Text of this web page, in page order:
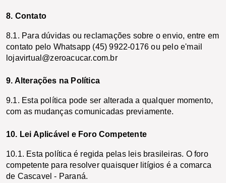
8. Contato
8.1. Para dúvidas ou reclamações sobre o envio, entre em
contato pelo Whatsapp (45) 9922-0176 ou pelo e'mail
lojavirtual@zeroacucar.com.br
9. Alterações na Política
9.1. Esta política pode ser alterada a qualquer momento,
com as mudanças comunicadas previamente.
10. Lei Aplicável e Foro Competente
10.1. Esta política é regida pelas leis brasileiras. O foro
competente para resolver quaisquer litígios é a comarca
de Cascavel - Paraná.